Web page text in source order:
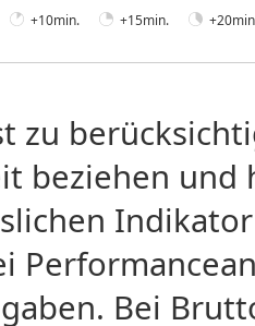
+10min. +15min.
zu
beziehen
Bei